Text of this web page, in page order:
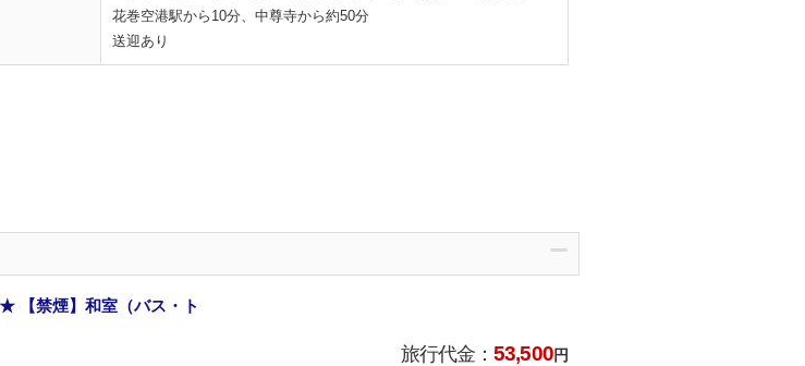
花巻空港駅から10分、中尊寺から約50分
送迎あり
【禁煙】和室（バス・ト
旅行代金：53,500円